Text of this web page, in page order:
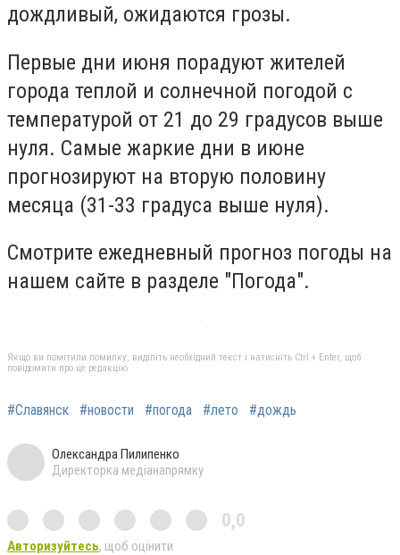
дождливый, ожидаются грозы.
Первые дни июня порадуют жителей
города теплой и солнечной погодой с
температурой от 21 до 29 градусов выше
нуля. Самые жаркие дни в июне
прогнозируют на вторую половину
месяца (31-33 градуса выше нуля).
Смотрите ежедневный прогноз погоды на
нашем сайте в разделе "Погода".
Якщо ви помітили помилку, виділіть необхідний текст і натисніть Ctrl + Enter, щоб
повідомити про це редакцію
#Славянск #новости #погода #лето #дождь
Олександра Пилипенко
Директорка медіанапрямку
0,0
Авторизуйтесь, щоб оцінити